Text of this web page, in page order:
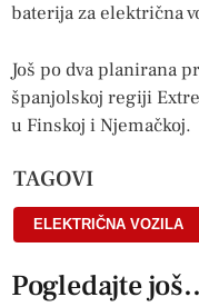
baterija za električna
Još po dva planirana
španjolskoj regiji
u Finskoj i Njemačkoj.
TAGOVI
ELEKTRIČNA VOZILA
Pogledajte